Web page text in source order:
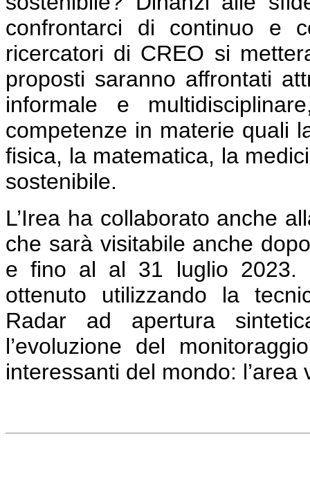
confrontarci di continuo e
ricercatori di CREO si
proposti saranno affrontati
informale e
competenze in materie quali
fisica, la matematica, la
sostenibile.
L’Irea ha collaborato anche
che sarà visitabile anche
e fino al al 31 luglio 2023.
ottenuto utilizzando la
Radar ad apertura
l’evoluzione del
interessanti del mondo: